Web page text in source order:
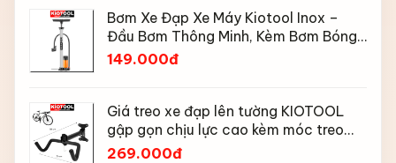
Bơm Xe Đạp Xe Máy Kiotool Inox –
Đầu Bơm Thông Minh, Kèm Bơm Bóng,
Đồng Hồ 160 PSI
149.000đ
Giá treo xe đạp lên tường KIOTOOL
gập gọn chịu lực cao kèm móc treo
mũ bảo hiểm
269.000đ